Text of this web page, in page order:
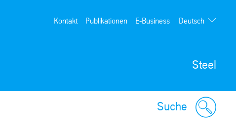
Steel
Kontakt Publikationen E-Business Deutsch
Suche